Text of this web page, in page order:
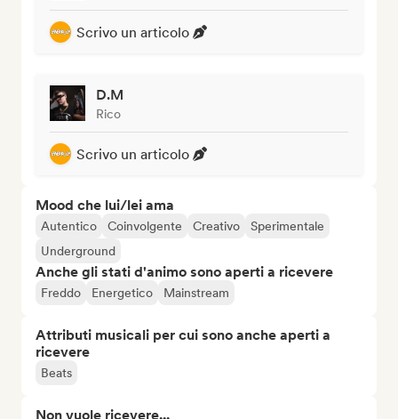
Scrivo un articolo
D.M
Rico
Scrivo un articolo
Mood che lui/lei ama
Autentico Coinvolgente Creativo
Sperimentale
Underground
Anche gli stati d'animo sono aperti a ricevere
Freddo Energetico Mainstream
Attributi musicali per cui sono anche aperti a
ricevere
Beats
Non vuole ricevere...